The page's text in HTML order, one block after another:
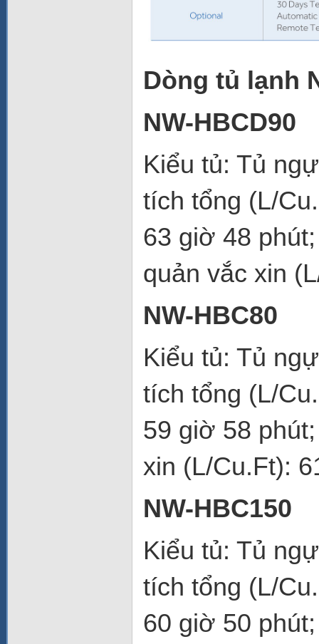
Dòng tủ lạnh
NW-HBCD90
Kiểu tủ: Tủ
tích tổng (L/
63 giờ 48
quản vắc xin
NW-HBC80
Kiểu tủ: Tủ
tích tổng (L/
59 giờ 58
xin (L/Cu.Ft):
NW-HBC150
Kiểu tủ: Tủ
tích tổng (L/
60 giờ 50